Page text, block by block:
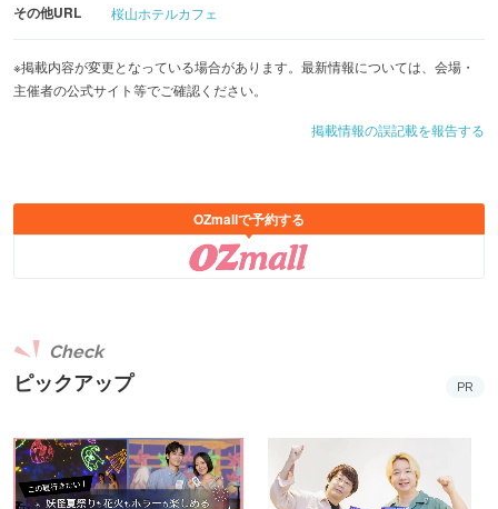
その他URL 桜山ホテルカフェ
※掲載内容が変更となっている場合があります。最新情報については、会場・
主催者の公式サイト等でご確認ください。
掲載情報の誤記載を報告する
OZmallで予約する
ピックアップ
Check
PR